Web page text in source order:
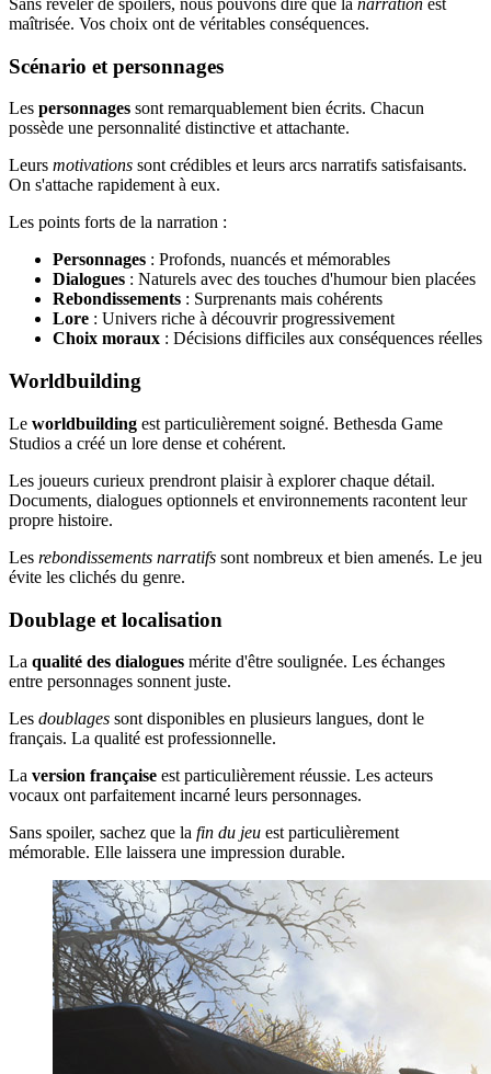
Sans révéler de spoilers, nous pouvons dire que la narration est
maîtrisée. Vos choix ont de véritables conséquences.
Scénario et personnages
Les personnages sont remarquablement bien écrits. Chacun
possède une personnalité distinctive et attachante.
Leurs motivations sont crédibles et leurs arcs narratifs satisfaisants.
On s'attache rapidement à eux.
Les points forts de la narration :
Personnages : Profonds, nuancés et mémorables
Dialogues : Naturels avec des touches d'humour bien placées
Rebondissements : Surprenants mais cohérents
Lore : Univers riche à découvrir progressivement
Choix moraux : Décisions difficiles aux conséquences réelles
Worldbuilding
Le worldbuilding est particulièrement soigné. Bethesda Game
Studios a créé un lore dense et cohérent.
Les joueurs curieux prendront plaisir à explorer chaque détail.
Documents, dialogues optionnels et environnements racontent leur
propre histoire.
Les rebondissements narratifs sont nombreux et bien amenés. Le jeu
évite les clichés du genre.
Doublage et localisation
La qualité des dialogues mérite d'être soulignée. Les échanges
entre personnages sonnent juste.
Les doublages sont disponibles en plusieurs langues, dont le
français. La qualité est professionnelle.
La version française est particulièrement réussie. Les acteurs
vocaux ont parfaitement incarné leurs personnages.
Sans spoiler, sachez que la fin du jeu est particulièrement
mémorable. Elle laissera une impression durable.